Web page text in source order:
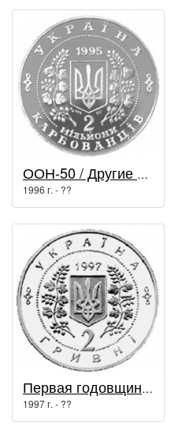
ООН-50 / Другие монеты
1996 г. - ??
Первая годовщина Конституции Украины / Возрождение украинской государственности
1997 г. - ??